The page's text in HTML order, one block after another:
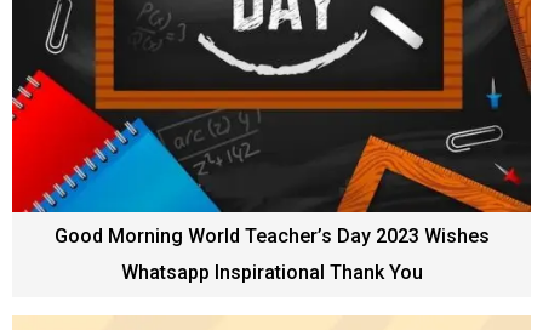
Good Morning World Teacher’s Day 2023 Wishes
Whatsapp Inspirational Thank You